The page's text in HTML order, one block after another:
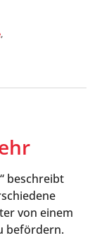
,
beschreibt
von einem
befördern.